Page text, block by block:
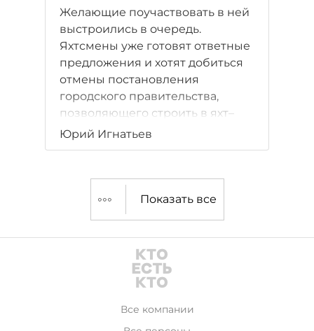
Желающие поучаствовать в ней
выстроились в очередь.
Яхтсмены уже готовят ответные
предложения и хотят добиться
отмены постановления
городского правительства,
позволяющего строить в яхт–
клубах рестораны и гостиницы.
Юрий Игнатьев
Показать все
Все компании